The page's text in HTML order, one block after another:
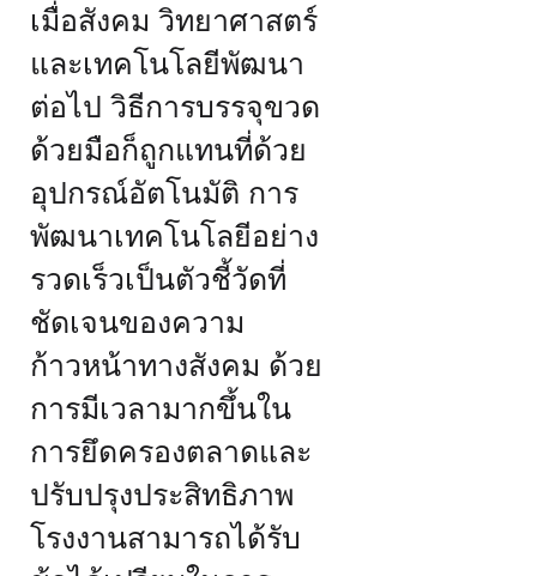
เมื่อสังคม วิทยาศาสตร์
และเทคโนโลยีพัฒนา
ต่อไป วิธีการบรรจุขวด
ด้วยมือก็ถูกแทนที่ด้วย
อุปกรณ์อัตโนมัติ การ
พัฒนาเทคโนโลยีอย่าง
รวดเร็วเป็นตัวชี้วัดที่
ชัดเจนของความ
ก้าวหน้าทางสังคม ด้วย
การมีเวลามากขึ้นใน
การยึดครองตลาดและ
ปรับปรุงประสิทธิภาพ
โรงงานสามารถได้รับ